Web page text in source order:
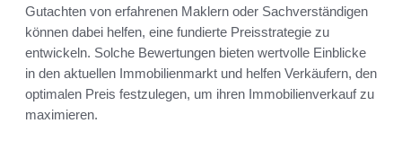
Gutachten von erfahrenen Maklern oder Sachverständigen
können dabei helfen, eine fundierte Preisstrategie zu
entwickeln. Solche Bewertungen bieten wertvolle Einblicke
in den aktuellen Immobilienmarkt und helfen Verkäufern, den
optimalen Preis festzulegen, um ihren Immobilienverkauf zu
maximieren.